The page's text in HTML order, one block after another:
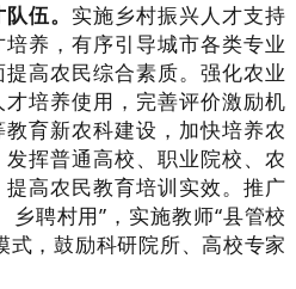
伍。 实施乡村振兴人才支持
养，有序引导城市各类专业
高农民综合素质。强化农业
培养使用，完善评价激励机
育新农科建设，加快培养农
挥普通高校、职业院校、农
高农民教育培训实效。推广
乡聘村用”，实施教师“县管校
式，鼓励科研院所、高校专家